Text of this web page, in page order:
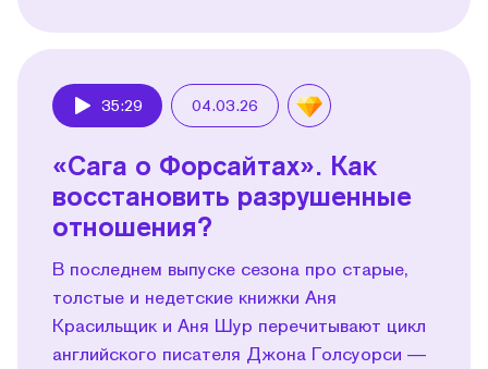
35:29 04.03.26
«Сага о Форсайтах». Как
восстановить разрушенные
отношения?
В последнем выпуске сезона про старые,
толстые и недетские книжки Аня
Красильщик и Аня Шур перечитывают цикл
английского писателя Джона Голсуорси —